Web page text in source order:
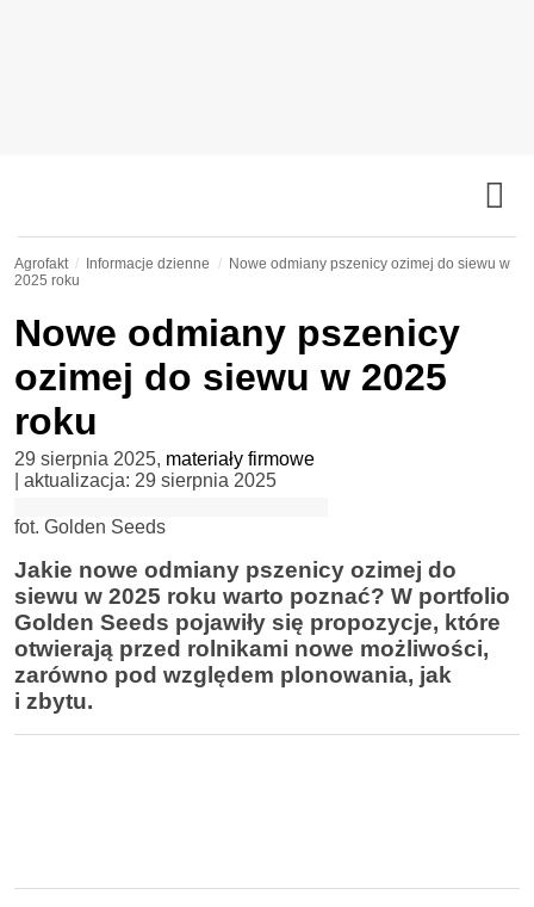
Agrofakt Informacje dzienne
Nowe odmiany pszenicy ozimej do siewu w
2025 roku
Nowe odmiany pszenicy
ozimej do siewu w 2025
roku
29 sierpnia 2025, materiały firmowe
| aktualizacja: 29 sierpnia 2025
fot. Golden Seeds
Jakie nowe odmiany pszenicy ozimej do
siewu w 2025 roku warto poznać? W portfolio
Golden Seeds pojawiły się propozycje, które
otwierają przed rolnikami nowe możliwości,
zarówno pod względem plonowania, jak
i zbytu.